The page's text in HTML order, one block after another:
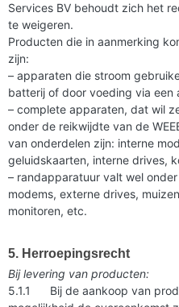
Services BV behoudt zich het
te weigeren.
Producten die in aanmerking
zijn:
– apparaten die stroom
batterij of door voeding via een
– complete apparaten, dat wil
onder de reikwijdte van de
van onderdelen zijn: interne
geluidskaarten, interne drives,
– randapparatuur valt wel
modems, externe drives,
monitoren, etc.
5. Herroepingsrecht
Bij levering van producten:
5.1.1 Bij de aankoop van